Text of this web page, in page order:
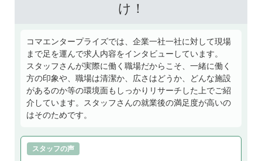
け！
コマエンタープライズでは、企業一社一社に対して現場
まで足を運んで求人内容をインタビューしています。
スタッフさんが実際に働く職場だからこそ、一緒に働く
方の印象や、職場は清潔か、広さはどうか、どんな施設
があるのか等の環境面もしっかりリサーチした上でご紹
介しています。スタッフさんの就業後の満足度が高いの
はそのためです。
スタッフの声